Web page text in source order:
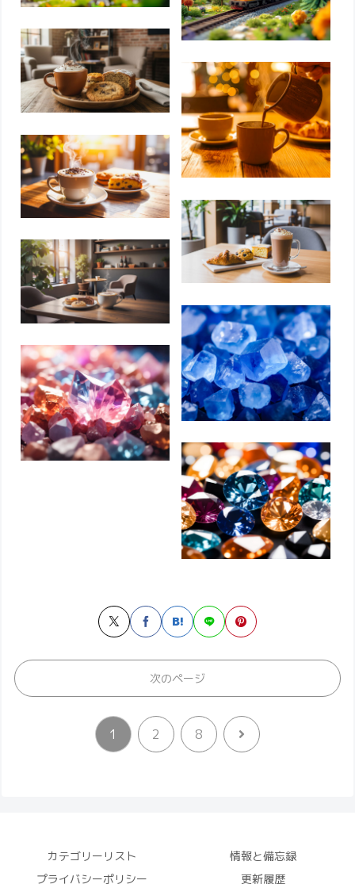
次のページ
1 2 8
次
カテゴリーリスト
情報と備忘録
プライバシーポリシー
更新履歴